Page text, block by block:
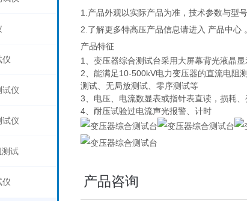
仪
试仪
试仪
测试
仪
1.产品外观以实际产品为准，技术参数与型
2.了解更多特高压产品信息请进入 产品中心
产品特征
1、变压器综合测试台采用大屏幕背光液晶
2、能满足10-500kV电力变压器的直流电阻
测试、无局放测试、零序测试等
3、电压、电流数显表或指针表直读，损耗
4、耐压试验过电流声光报警、计时
产品咨询